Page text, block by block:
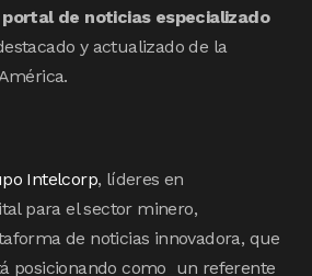
portal de noticias especializado
y actualizado de la
Intelcorp, líderes en
para el sector minero,
de noticias innovadora, que
posicionando como un referente